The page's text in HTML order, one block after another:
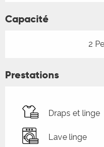
Capacité
2
Prestations
Draps et linge
Lave linge